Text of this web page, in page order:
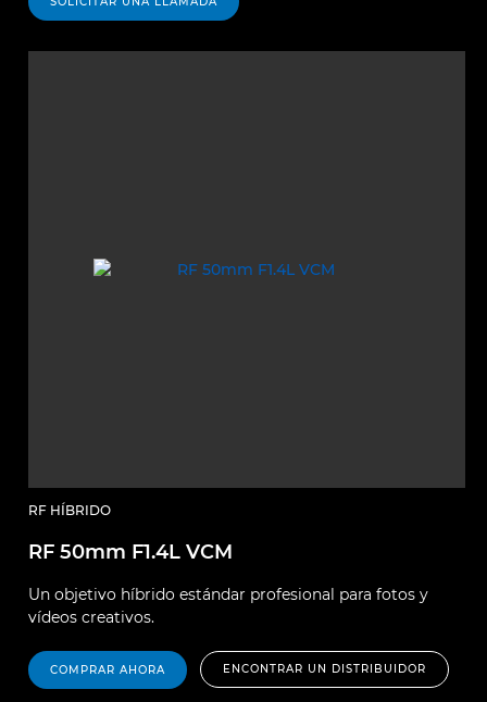
RF HÍBRIDO
RF 50mm F1.4L VCM
Un objetivo híbrido estándar profesional para fotos y
vídeos creativos.
COMPRAR AHORA ENCONTRAR UN DISTRIBUIDOR